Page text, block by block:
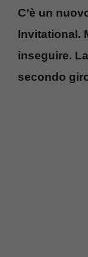
C’è un
Invitational.
inseguire.
secondo